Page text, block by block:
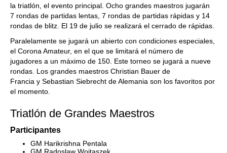
la triatlón, el evento principal. Ocho grandes maestros jugarán
7 rondas de partidas lentas, 7 rondas de partidas rápidas y 14
rondas de blitz. El 19 de julio se realizará el cerrado de rápidas.
Paralelamente se jugará un abierto con condiciones especiales,
el Corona Amateur, en el que se limitará el número de
jugadores a un máximo de 150. Este torneo se jugará a nueve
rondas. Los grandes maestros Christian Bauer de
Francia y Sebastian Siebrecht de Alemania son los favoritos por
el momento.
Triatlón de Grandes Maestros
Participantes
GM Harikrishna Pentala